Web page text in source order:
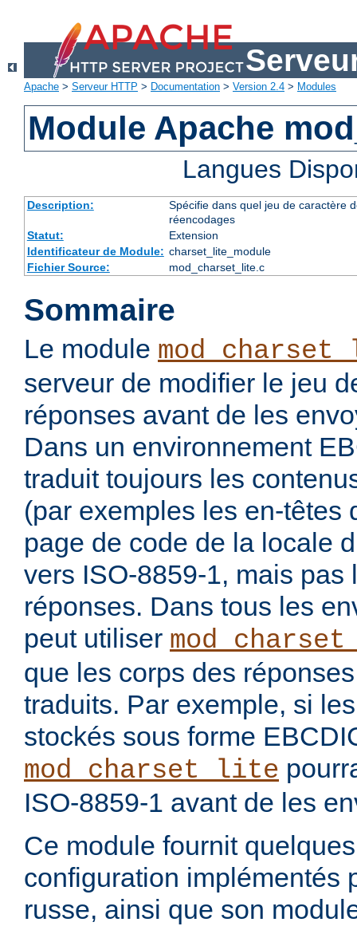
Apache > Serveur HTTP > Documentation > Version 2.4 > Modules
Module Apache
Langues
Description:
Spécifie dans quel jeu de caractère
réencodages
Statut:
Extension
Identificateur de Module: charset_lite_module
Fichier Source:
mod_charset_lite.c
Sommaire
Le module
serveur de modifier le jeu
réponses avant de les
Dans un environnement
traduit toujours les
(par exemples les en-têtes
page de code de la locale
vers ISO-8859-1, mais pas
réponses. Dans tous les
peut utiliser
que les corps des
traduits. Par exemple, si
stockés sous forme
mod_charset_lite
ISO-8859-1 avant de les
Ce module fournit
configuration implémentés
russe, ainsi que son